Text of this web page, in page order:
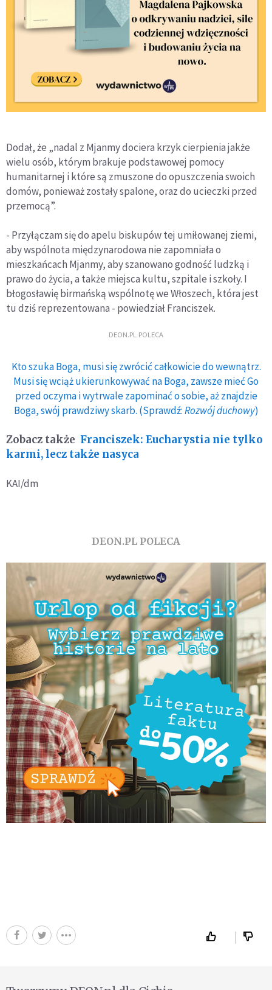
Dodał, że „nadal z Mjanmy dociera krzyk cierpienia jakże
wielu osób, którym brakuje podstawowej pomocy
humanitarnej i które są zmuszone do opuszczenia swoich
domów, ponieważ zostały spalone, oraz do ucieczki przed
przemocą”.
- Przyłączam się do apelu biskupów tej umiłowanej ziemi,
aby wspólnota międzynarodowa nie zapomniała o
mieszkańcach Mjanmy, aby szanowano godność ludzką i
prawo do życia, a także miejsca kultu, szpitale i szkoły. I
błogosławię birmańską wspólnotę we Włoszech, która jest
tu dziś reprezentowana - powiedział Franciszek.
DEON.PL POLECA
Kto szuka Boga, musi się zwrócić całkowicie do wewnątrz.
Musi się wciąż ukierunkowywać na Boga, zawsze mieć Go
przed oczyma i wytrwale zapominać o sobie, aż znajdzie
Boga, swój prawdziwy skarb. (Sprawdź:Rozwój duchowy)
Zobacz także Franciszek: Eucharystia nie tylko
karmi, lecz także nasyca
KAI/dm
DEON.PL POLECA